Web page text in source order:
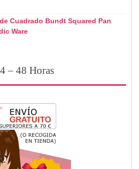
Cuadrado Bundt Squared Pan
Ware
– 48 Horas